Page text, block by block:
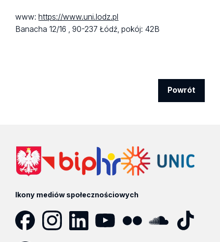
www:https://www.uni.lodz.pl
Banacha 12/16 ,90-237 Łódź,pokój: 42B
Powrót
Ikony mediów społecznościowych